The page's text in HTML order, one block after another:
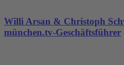
Willi Arsan & Christoph
münchen.tv-Geschäftsführer